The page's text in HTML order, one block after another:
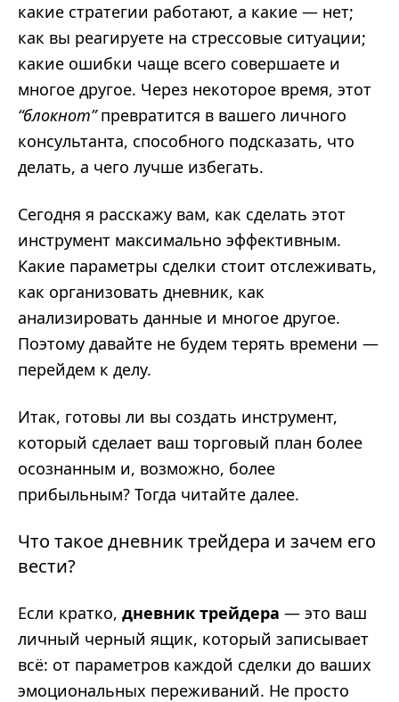
какие стратегии работают, а какие — нет;
как вы реагируете на стрессовые ситуации;
какие ошибки чаще всего совершаете и
многое другое. Через некоторое время, этот
“блокнот”превратится в вашего личного
консультанта, способного подсказать, что
делать, а чего лучше избегать.
Сегодня я расскажу вам, как сделать этот
инструмент максимально эффективным.
Какие параметры сделки стоит отслеживать,
как организовать дневник, как
анализировать данные и многое другое.
Поэтому давайте не будем терять времени —
перейдем к делу.
Итак, готовы ли вы создать инструмент,
который сделает ваш торговый план более
осознанным и, возможно, более
прибыльным? Тогда читайте далее.
Что такое дневник трейдера и зачем его
вести?
Если кратко, дневник трейдера — это ваш
личный черный ящик, который записывает
всё: от параметров каждой сделки до ваших
эмоциональных переживаний. Не просто